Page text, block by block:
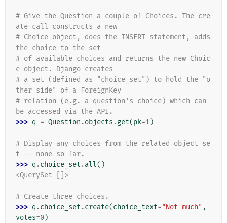
# Give the Question a couple of Choices. The cre
ate call constructs a new
# Choice object, does the INSERT statement, adds
the choice to the set
# of available choices and returns the new Choic
e object. Django creates
# a set (defined as "choice_set") to hold the "o
ther side" of a ForeignKey
# relation (e.g. a question's choice) which can
be accessed via the API.
>>> q = Question .objects .get(pk=1)
# Display any choices from the related object se
t -- none so far.
>>> q .choice_set .all()
<QuerySet []>
# Create three choices.
>>> q .choice_set .create(choice_text="Not much" ,
votes=0)